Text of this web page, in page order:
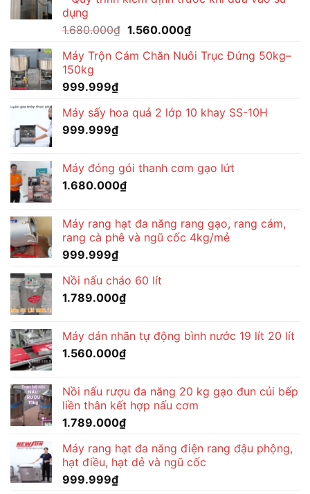
dụng
1.680.000₫ Giá
là:
1.560.000₫Giá
tại
Máy Trộn Cám Chăn Nuôi Trục Đứng 50kg–
150kg
999.999₫
Máy sấy hoa quả 2 lớp 10 khay SS-10H
999.999₫
Máy đóng gói thanh cơm gạo lứt
1.680.000₫
Máy rang hạt đa năng rang gạo, rang cám,
rang cà phê và ngũ cốc 4kg/mẻ
999.999₫
Nồi nấu cháo 60 lít
1.789.000₫
Máy dán nhãn tự động bình nước 19 lít 20 lít
1.560.000₫
Nồi nấu rượu đa năng 20 kg gạo đun củi bếp
liền thân kết hợp nấu cơm
1.789.000₫
Máy rang hạt đa năng điện rang đậu phộng,
hạt điều, hạt dẻ và ngũ cốc
999.999₫